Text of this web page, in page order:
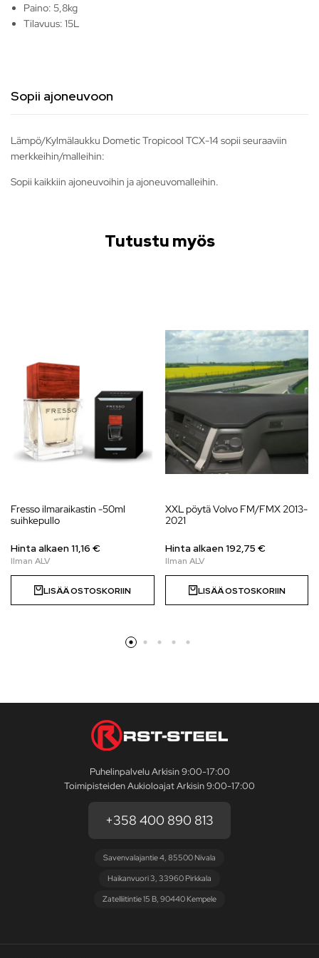
Paino: 5,8kg
Tilavuus: 15L
Sopii ajoneuvoon
Lämpö/Kylmälaukku Dometic Tropicool TCX-14 sopii seuraaviin
merkkeihin/malleihin:
Sopii kaikkiin ajoneuvoihin ja ajoneuvomalleihin.
Tutustu myös
Fresso ilmaraikastin -50ml
suihkepullo
Hinta alkaen 11,16 €
LISÄÄ OSTOSKORIIN
XXL pöytä Volvo FM/FMX 2013-
2021
Hinta alkaen 192,75 €
LISÄÄ OSTOSKORIIN
Puhelinpalvelu Arkisin 9:00-17:00
Toimipisteiden Aukioloajat Arkisin 9:00-17:00
+358 400 890 813
Savenvalajantie 4, 85500 Nivala
Haikanvuori 3, 33960 Pirkkala
Zatelliitintie 15 B, 90440 Kempele